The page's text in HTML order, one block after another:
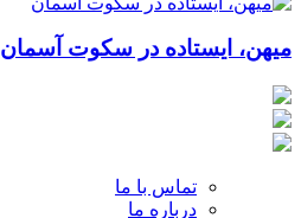
میهن، ایستاده در سکوت آسمان
تماس با ما
درباره ما